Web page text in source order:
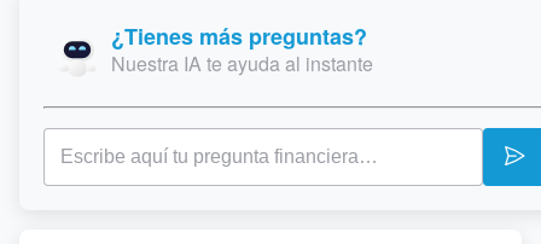
¿Tienes más preguntas?
Nuestra IA te ayuda al instante